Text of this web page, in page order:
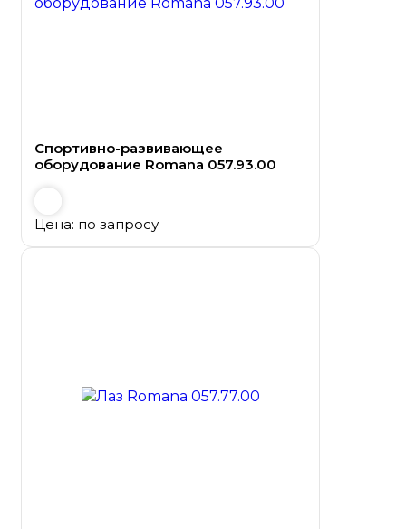
Спортивно-развивающее
оборудование Romana 057.93.00
Цена: по запросу